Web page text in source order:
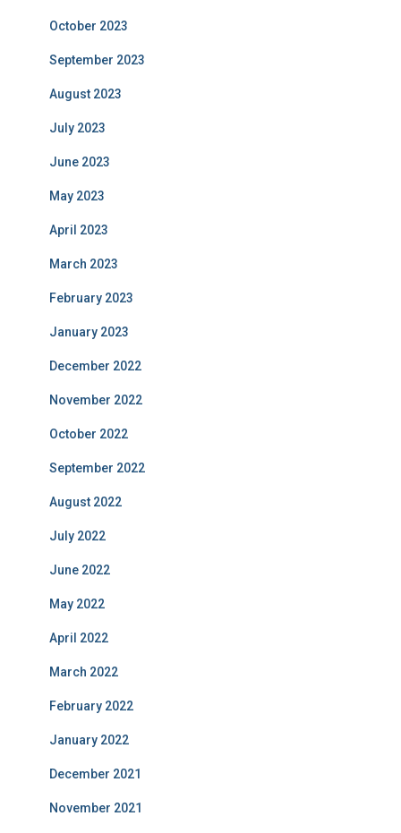
October 2023
September 2023
August 2023
July 2023
June 2023
May 2023
April 2023
March 2023
February 2023
January 2023
December 2022
November 2022
October 2022
September 2022
August 2022
July 2022
June 2022
May 2022
April 2022
March 2022
February 2022
January 2022
December 2021
November 2021